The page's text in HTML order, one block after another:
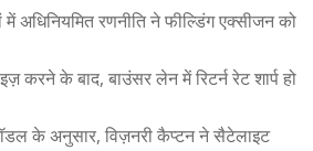
में अधिनियमित रणनीति ने फील्डिंग एक्सीजन को
करने के बाद, बाउंसर लेन में रिटर्न रेट शार्प हो
के अनुसार, विज़नरी कैप्टन ने सैटेलाइट